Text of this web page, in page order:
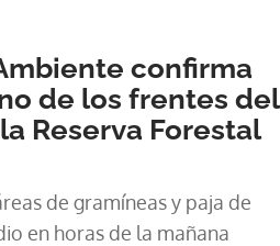
confirma
de los frentes del
Reserva Forestal
de gramíneas y paja de